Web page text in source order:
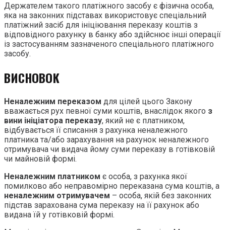
Держателем такого платіжного засобу є фізична особа,
яка на законних підставах використовує спеціальний
платіжний засіб для ініціювання переказу коштів з
відповідного рахунку в банку або здійснює інші операції
із застосуванням зазначеного спеціального платіжного
засобу.
ВИСНОВОК
Неналежним переказом для цілей цього Закону
вважається рух певної суми коштів, внаслідок якого з
вини ініціатора переказу, який не є платником,
відбувається її списання з рахунка неналежного
платника та/або зарахування на рахунок неналежного
отримувача чи видача йому суми переказу в готівковій
чи майновій формі.
Неналежним платником є особа, з рахунка якої
помилково або неправомірно переказана сума коштів, а
неналежним отримувачем – особа, якій без законних
підстав зарахована сума переказу на її рахунок або
видана їй у готівковій формі.